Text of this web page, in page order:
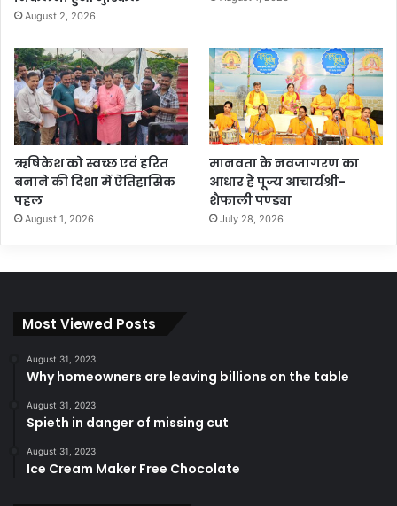
August 2, 2026
ऋषिकेश को स्वच्छ एवं हरित
बनाने की दिशा में ऐतिहासिक
पहल
August 1, 2026
मानवता के नवजागरण का
आधार हैं पूज्य आचार्यश्री-
शैफाली पण्ड्या
July 28, 2026
Most Viewed Posts
August 31, 2023
Why homeowners are leaving billions on the table
August 31, 2023
Spieth in danger of missing cut
August 31, 2023
Ice Cream Maker Free Chocolate